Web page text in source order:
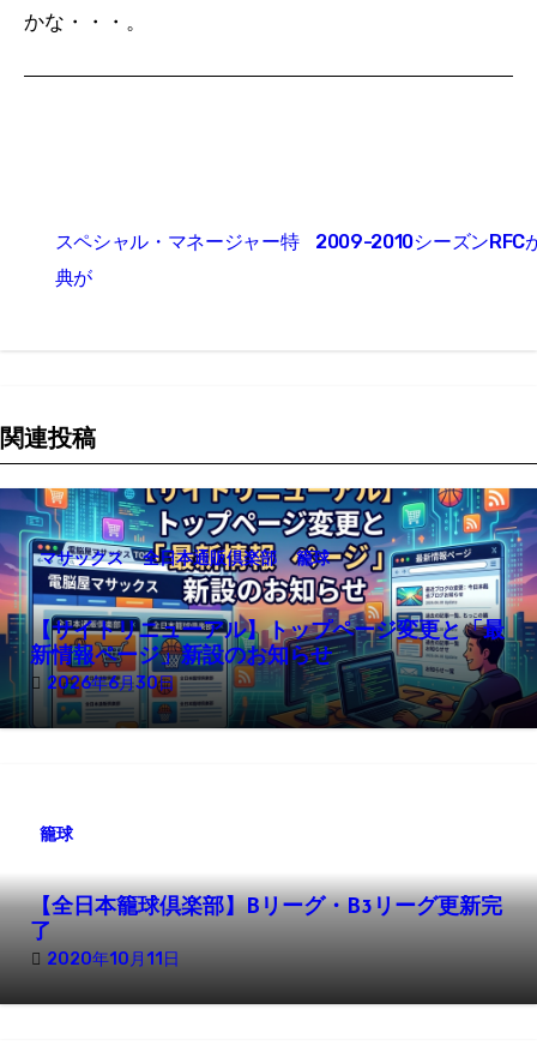
かな・・・。
稿
ー
シ
ョ
ン
スペシャル・マネージャー特
典が
2009-2010シーズンRFC
関連投稿
マサックス 全日本通販倶楽部 籠球
【サイトリニューアル】トップページ変更と「最
新情報ページ」新設のお知らせ
2026年6月30日
籠球
【全日本籠球倶楽部】Bリーグ・B3リーグ更新完
了
2020年10月11日